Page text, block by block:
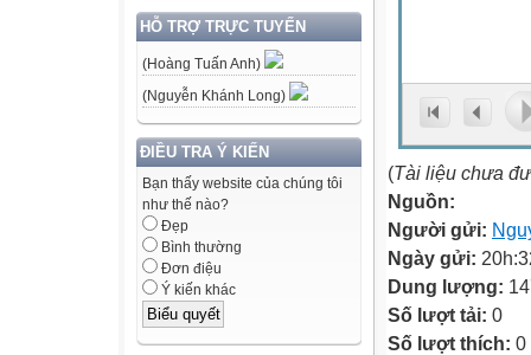
HỖ TRỢ TRỰC TUYẾN
(Hoàng Tuấn Anh)
(Nguyễn Khánh Long)
ĐIỀU TRA Ý KIẾN
Bạn thấy website của chúng tôi
như thế nào?
Đẹp
Bình thường
Đơn điệu
Ý kiến khác
(Tài liệu chưa
Nguồn:
Người gửi:
Ngày gửi:
Dung lượng:
Số lượt tải: 0
Số lượt thích: 0